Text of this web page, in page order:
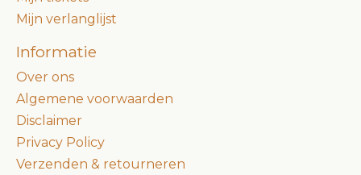
Mijn verlanglijst
Informatie
Over ons
Algemene voorwaarden
Disclaimer
Privacy Policy
Verzenden & retourneren